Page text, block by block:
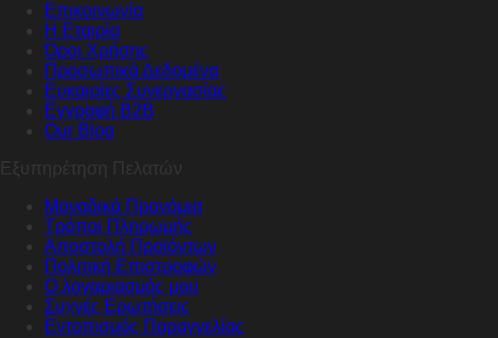
Επικοινωνία
Η Εταιρία
Όροι Χρήσης
Προσωπικά Δεδομένα
Ευκαιρίες Συνεργασίας
Εγγραφή B2B
Our Blog
Εξυπηρέτηση Πελατών
Μοναδικά Προνόμια
Τρόποι Πληρωμής
Αποστολή Προϊόντων
Πολιτική Επιστροφών
Ο λογαριασμός μου
Συχνές Ερωτήσεις
Εντοπισμός Παραγγελίας